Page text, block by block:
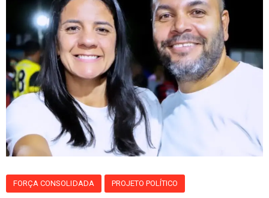
FORÇA CONSOLIDADA PROJETO POLÍTICO